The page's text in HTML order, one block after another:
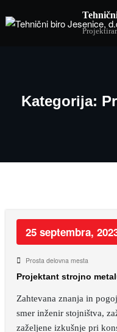
content
Kategorija:
25 septembra,
Prosta delovna mesta
Projektant strojno
Zahtevana znanja in
smer inženir stojništva,
zaželjene izkušnje pri